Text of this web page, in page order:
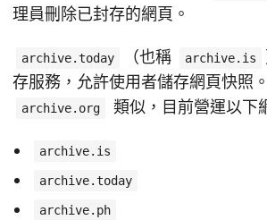
理員刪除已封存的網頁。
archive.today （也稱 archive.is
存服務，允許使用者儲存網頁快照
archive.org 類似，目前營運以下
archive.is
archive.today
archive.ph